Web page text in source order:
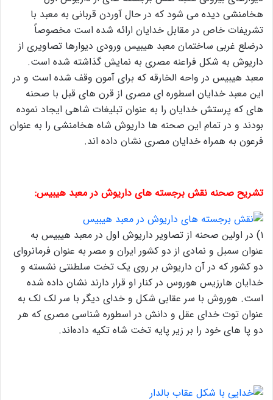
هخامنشی دیده می شود که در حال آوردن قربانی به معبد با
تشریفات خاص در مقابل خدایان ارائه شده است مخصوصاً
درضلع غربی ساختمان معبد هیبیس ورودی دیوارها تصاویری از
داریوش به شکل فراعنه مصری به نمایش گذاشته شده است.
معبد هیبیس در واحه الخارقه که برای آمون وقف شده است و در
این معبد خدایان اسطوره ای مصری از قرن های قبل با صحنه
های که پرستش خدایان را به عنوان تبلیغات شاهی ایجاد نموده
بودند و در تمام این صحنه ها داریوش شاه هخامنشی را به عنوان
فرعون به همراه خدایان مصری نشان داده اند.
تشریح صحنه نقش برجسته های داریوش در معبد هیبیس:
۱) در اولین صحنه از تصاویر داریوش اول در معبد هیبیس به
عنوان سمبل و نمادی از دو کشور ایران و مصر به عنوان فرمانروای
دو کشور که در آن داریوش بر روی یک تخت سلطنتی نشسته و
خدایان هارزیس هوروس در کنار او قرار دارند نشان داده شده
است. هوروش با سر عقابی شکل و خدای دیگر با سر لک لک به
عنوان توت خدای عقل و دانش در اسطوره شناسی مصری که هر
دو پا های خود را بر زیر پایه تخت شاه تکیه داده‌اند.